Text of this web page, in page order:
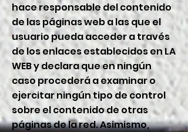
hace responsable del contenido
de las páginas web a las que el
usuario pueda acceder a través
de los enlaces establecidos en LA
WEB y declara que en ningún
caso procederá a examinar o
ejercitar ningún tipo de control
sobre el contenido de otras
páginas de la red. Asimismo,